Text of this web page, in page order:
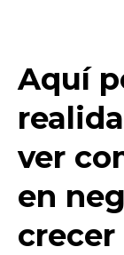
Aquí
ver
en